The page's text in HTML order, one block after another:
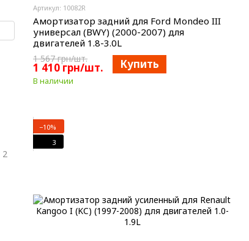
Артикул: 10082R
Амортизатор задний для Ford Mondeo III
универсал (BWY) (2000-2007) для
двигателей 1.8-3.0L
1 567 грн/шт.
1 410 грн/шт. Купить
В наличии
−10%
3
2